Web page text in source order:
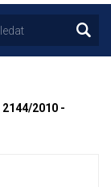
2144/2010 -